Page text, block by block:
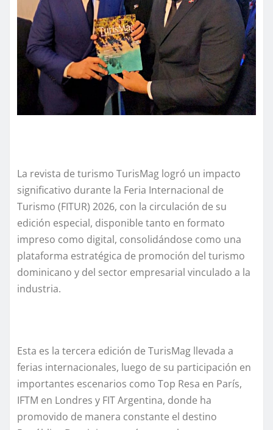
La revista de turismo TurisMag logró un impacto
significativo durante la Feria Internacional de
Turismo (FITUR) 2026, con la circulación de su
edición especial, disponible tanto en formato
impreso como digital, consolidándose como una
plataforma estratégica de promoción del turismo
dominicano y del sector empresarial vinculado a la
industria.
Esta es la tercera edición de TurisMag llevada a
ferias internacionales, luego de su participación en
importantes escenarios como Top Resa en París,
IFTM en Londres y FIT Argentina, donde ha
promovido de manera constante el destino